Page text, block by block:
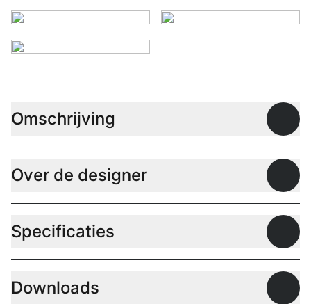
Omschrijving
Over de designer
Specificaties
Downloads